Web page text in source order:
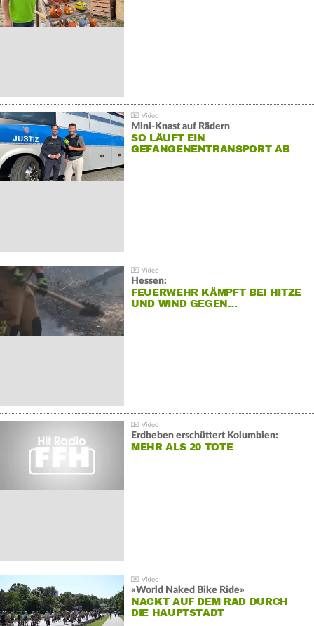
Mini-Knast auf Rädern
SO LÄUFT EIN
GEFANGENENTRANSPORT AB
Hessen:
FEUERWEHR KÄMPFT BEI HITZE
UND WIND GEGEN…
Erdbeben erschüttert Kolumbien:
MEHR ALS 20 TOTE
«World Naked Bike Ride»
NACKT AUF DEM RAD DURCH
DIE HAUPTSTADT